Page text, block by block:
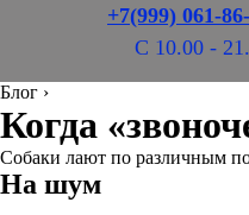
+7(999) 061-
С 10.00 -
Блог ›
Когда
Собаки лают по различным
На шум